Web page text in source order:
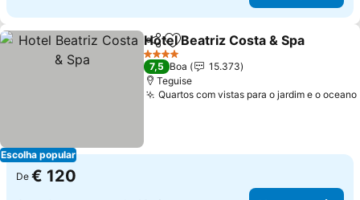
Escolha popular
PartilharAdicionar aos favoritos
Hotel Beatriz Costa & Spa
4 Estrelas
7,5 Boa
15.373
Teguise
Quartos com vistas para o jardim e o oceano
De € 120